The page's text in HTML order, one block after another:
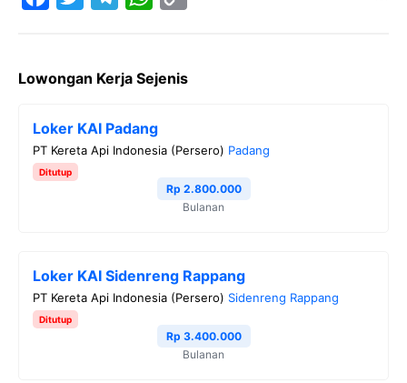
c
i
t
e
r
l
g
r
a
s
A
p
i
n
Lowongan Kerja Sejenis
Loker KAI Padang
PT Kereta Api Indonesia (Persero) Padang
Ditutup
Rp 2.800.000
Bulanan
Loker KAI Sidenreng Rappang
PT Kereta Api Indonesia (Persero) Sidenreng Rappang
Ditutup
Rp 3.400.000
Bulanan